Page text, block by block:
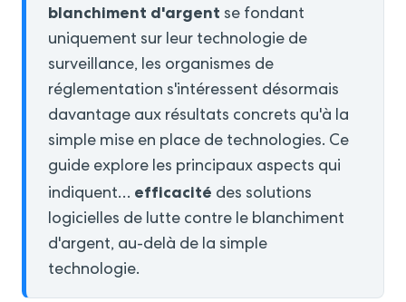
blanchiment d'argent se fondant
uniquement sur leur technologie de
surveillance, les organismes de
réglementation s'intéressent désormais
davantage aux résultats concrets qu'à la
simple mise en place de technologies. Ce
guide explore les principaux aspects qui
indiquent… efficacité des solutions
logicielles de lutte contre le blanchiment
d'argent, au-delà de la simple
technologie.